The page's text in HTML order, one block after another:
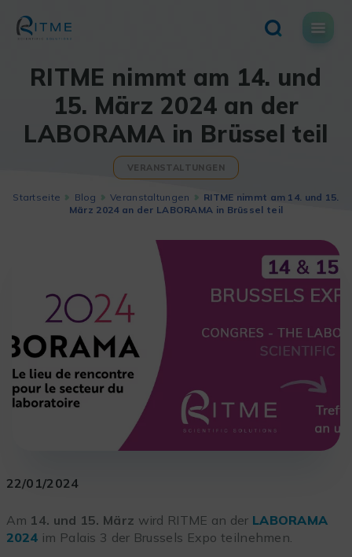
content
RITME nimmt am 14. und
15. März 2024 an der
LABORAMA in Brüssel teil
VERANSTALTUNGEN
Startseite Blog Veranstaltungen
RITME nimmt am 14. und 15.
März 2024 an der LABORAMA in Brüssel teil
22/01/2024
Am 14. und 15. März wird RITME an der LABORAMA
2024 im Palais 3 der Brussels Expo teilnehmen.